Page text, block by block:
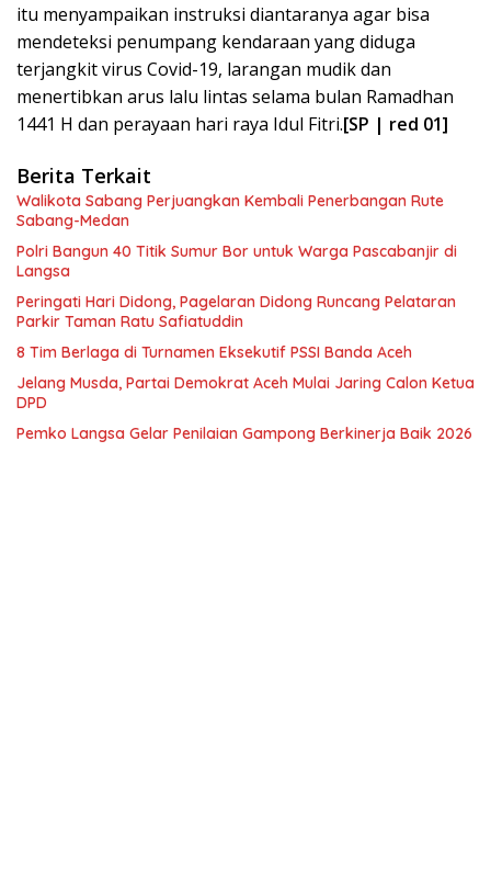
itu menyampaikan instruksi diantaranya agar bisa
mendeteksi penumpang kendaraan yang diduga
terjangkit virus Covid-19, larangan mudik dan
menertibkan arus lalu lintas selama bulan Ramadhan
1441 H dan perayaan hari raya Idul Fitri.[SP | red 01]
Berita Terkait
Walikota Sabang Perjuangkan Kembali Penerbangan Rute
Sabang-Medan
Polri Bangun 40 Titik Sumur Bor untuk Warga Pascabanjir di
Langsa
Peringati Hari Didong, Pagelaran Didong Runcang Pelataran
Parkir Taman Ratu Safiatuddin
8 Tim Berlaga di Turnamen Eksekutif PSSI Banda Aceh
Jelang Musda, Partai Demokrat Aceh Mulai Jaring Calon Ketua
DPD
Pemko Langsa Gelar Penilaian Gampong Berkinerja Baik 2026